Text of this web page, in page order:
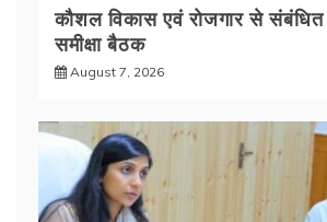
कौशल विकास एवं रोजगार से
समीक्षा बैठक
August 7, 2026